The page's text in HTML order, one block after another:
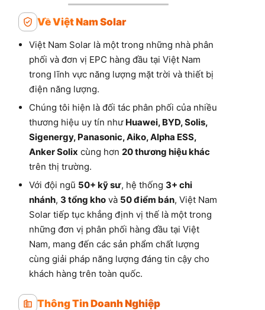
Về Việt Nam Solar
Việt Nam Solar là một trong những nhà phân
phối và đơn vị EPC hàng đầu tại Việt Nam
trong lĩnh vực năng lượng mặt trời và thiết bị
điện năng lượng.
Chúng tôi hiện là đối tác phân phối của nhiều
thương hiệu uy tín như Huawei, BYD, Solis,
Sigenergy, Panasonic, Aiko, Alpha ESS,
Anker Solix cùng hơn 20 thương hiệu khác
trên thị trường.
Với đội ngũ 50+ kỹ sư, hệ thống 3+ chi
nhánh, 3 tổng kho và 50 điểm bán, Việt Nam
Solar tiếp tục khẳng định vị thế là một trong
những đơn vị phân phối hàng đầu tại Việt
Nam, mang đến các sản phẩm chất lượng
cùng giải pháp năng lượng đáng tin cậy cho
khách hàng trên toàn quốc.
Thông Tin Doanh Nghiệp